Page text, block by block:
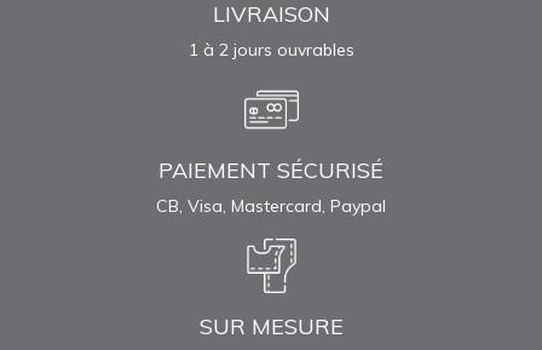
LIVRAISON
1 à 2 jours ouvrables
PAIEMENT SÉCURISÉ
CB, Visa, Mastercard, Paypal
SUR MESURE